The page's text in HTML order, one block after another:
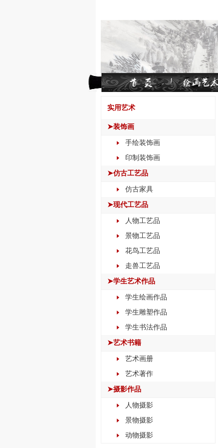
实用艺术
➤装饰画
手绘装饰画
印制装饰画
➤仿古工艺品
仿古家具
➤现代工艺品
人物工艺品
景物工艺品
花鸟工艺品
走兽工艺品
➤学生艺术作品
学生绘画作品
学生雕塑作品
学生书法作品
➤艺术书籍
艺术画册
艺术著作
➤摄影作品
人物摄影
景物摄影
动物摄影